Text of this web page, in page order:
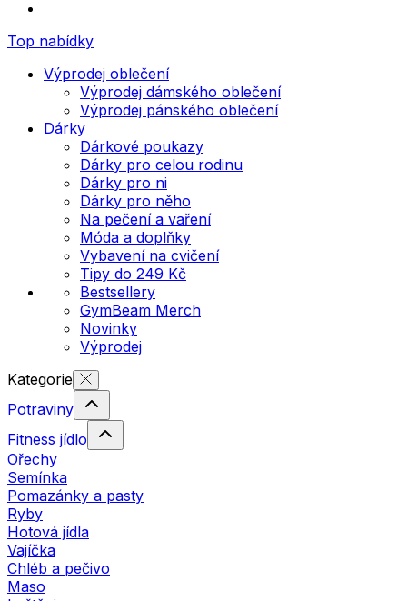
Top nabídky
Výprodej oblečení
Výprodej dámského oblečení
Výprodej pánského oblečení
Dárky
Dárkové poukazy
Dárky pro celou rodinu
Dárky pro ni
Dárky pro něho
Na pečení a vaření
Móda a doplňky
Vybavení na cvičení
Tipy do 249 Kč
Bestsellery
GymBeam Merch
Novinky
Výprodej
Kategorie
Potraviny
Fitness jídlo
Ořechy
Semínka
Pomazánky a pasty
Ryby
Hotová jídla
Vajíčka
Chléb a pečivo
Maso